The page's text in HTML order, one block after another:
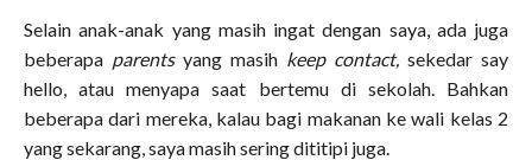
Selain anak-anak yang masih ingat dengan saya, ada juga
beberapa parentsyang masih keep contact, sekedar say
hello, atau menyapa saat bertemu di sekolah. Bahkan
beberapa dari mereka, kalau bagi makanan ke wali kelas 2
yang sekarang, saya masih sering dititipi juga.